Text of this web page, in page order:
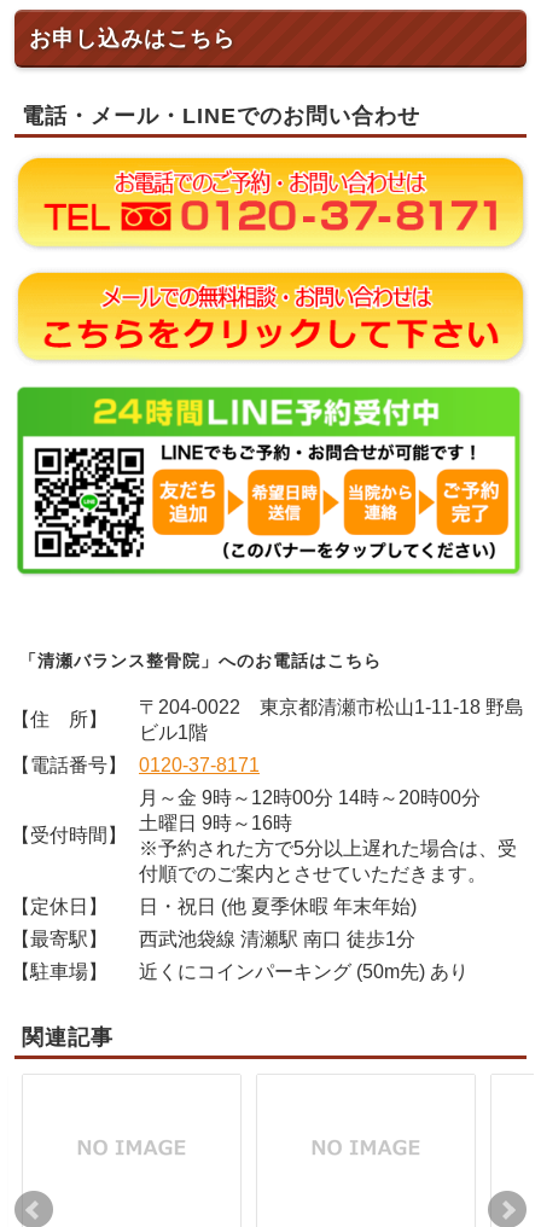
お申し込みはこちら
電話・メール・LINEでのお問い合わせ
「清瀬バランス整骨院」へのお電話はこちら
【住 所】
〒204-0022 東京都清瀬市松山1-11-18 野島
ビル1階
【電話番号】
0120-37-8171
【受付時間】
月～金 9時～12時00分 14時～20時00分
土曜日 9時～16時
※予約された方で5分以上遅れた場合は、受
付順でのご案内とさせていただきます。
【定休日】
日・祝日 (他 夏季休暇 年末年始)
【最寄駅】
西武池袋線 清瀬駅 南口 徒歩1分
【駐車場】
近くにコインパーキング (50m先) あり
関連記事